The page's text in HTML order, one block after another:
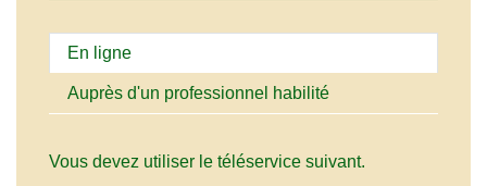
En ligne
Auprès d'un professionnel habilité
Vous devez utiliser le téléservice suivant.